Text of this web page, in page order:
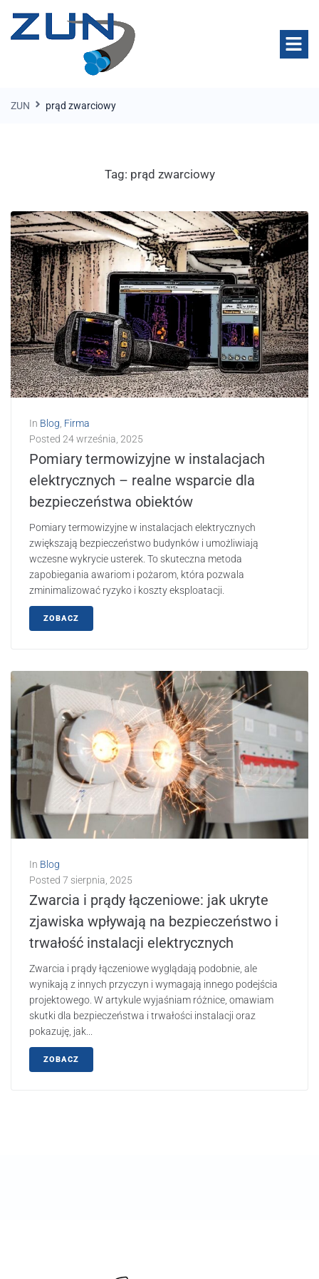
ZUN prąd zwarciowy
Tag: prąd zwarciowy
In Blog, Firma
Posted 24 września, 2025
Pomiary termowizyjne w instalacjach
elektrycznych – realne wsparcie dla
bezpieczeństwa obiektów
Pomiary termowizyjne w instalacjach elektrycznych
zwiększają bezpieczeństwo budynków i umożliwiają
wczesne wykrycie usterek. To skuteczna metoda
zapobiegania awariom i pożarom, która pozwala
zminimalizować ryzyko i koszty eksploatacji.
ZOBACZ
In Blog
Posted 7 sierpnia, 2025
Zwarcia i prądy łączeniowe: jak ukryte
zjawiska wpływają na bezpieczeństwo i
trwałość instalacji elektrycznych
Zwarcia i prądy łączeniowe wyglądają podobnie, ale
wynikają z innych przyczyn i wymagają innego podejścia
projektowego. W artykule wyjaśniam różnice, omawiam
skutki dla bezpieczeństwa i trwałości instalacji oraz
pokazuję, jak...
ZOBACZ